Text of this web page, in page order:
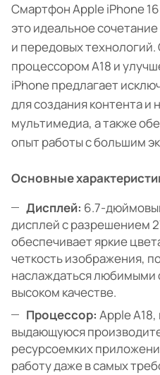
Смартфон Apple iPhone
это идеальное
и передовых
процессором A18 и
iPhone предлагает
для создания контента и
мультимедиа, а также
опыт работы с большим
Основные
Дисплей: 6.7-
дисплей с разрешением
обеспечивает яркие
четкость изображения,
наслаждаться любимыми
высоком качестве.
Процессор: Apple
выдающуюся
ресурсоемких
работу даже в самых